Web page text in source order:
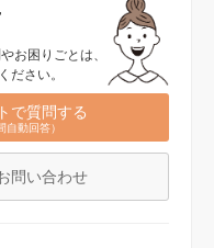
お困りごとは、
ださい。
で質問する
自動回答）
問い合わせ